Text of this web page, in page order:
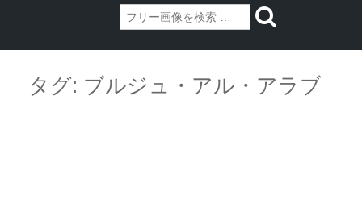
contentタグ: ブルジュ・アル・アラブ